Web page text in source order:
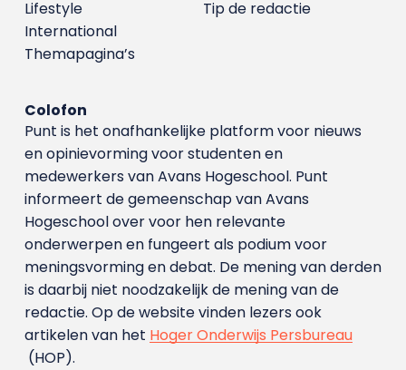
Tip de redactie
Lifestyle
International
Themapagina’s
Colofon
Punt is het onafhankelijke platform voor nieuws
en opinievorming voor studenten en
medewerkers van Avans Hoge­school. Punt
informeert de gemeenschap van Avans
Hogeschool over voor hen relevante
onderwerpen en fungeert als podium voor
meningsvorming en debat. De mening van derden
is daarbij niet noodzakelijk de mening van de
redactie. Op de website vinden lezers ook
artikelen van het Hoger Onderwijs Persbureau
(HOP).